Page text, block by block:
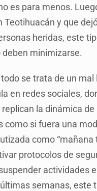
es para menos.
Teotihuacán y que
heridas, este
minimizarse.
se trata de un
en redes sociales,
la dinámica de
como si fuera una
como “mañana
protocolos de
actividades
semanas, este